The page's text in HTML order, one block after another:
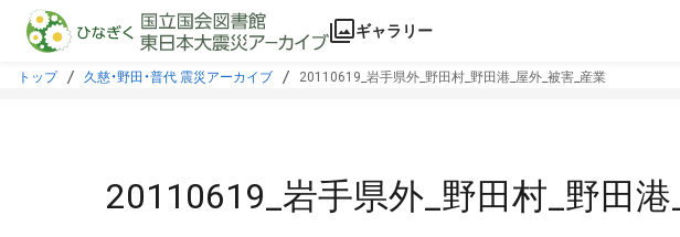
本文に飛ぶ
ギャラリー
トップ 久慈・野田・普代 震災アーカイブ 20110619_岩手県外_野田村_野田港_屋外_被害_産業
20110619_岩手県外_野田村_野田